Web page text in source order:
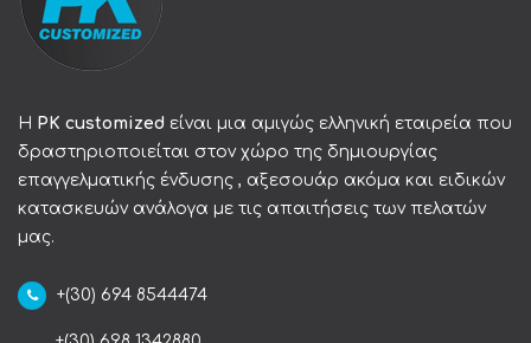
Η PK customized είναι μια αμιγώς ελληνική εταιρεία που
δραστηριοποιείται στον χώρο της δημιουργίας
επαγγελματικής ένδυσης , αξεσουάρ ακόμα και ειδικών
κατασκευών ανάλογα με τις απαιτήσεις των πελατών
μας.
+(30) 694 8544474